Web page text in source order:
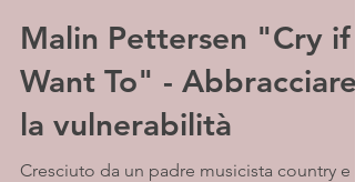
Malin Pettersen "Cry if I
Want To" - Abbracciare
la vulnerabilità
Cresciuto da un padre musicista country e